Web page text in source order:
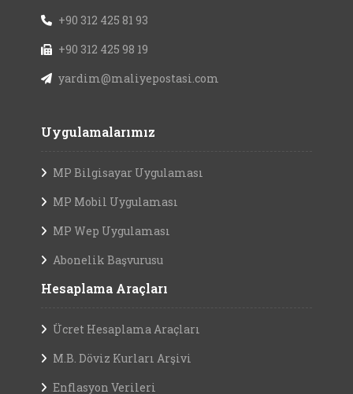
+90 312 425 81 93
+90 312 425 98 19
yardim@maliyepostasi.com
Uygulamalarımız
MP Bilgisayar Uygulaması
MP Mobil Uygulaması
MP Wep Uygulaması
Abonelik Başvurusu
Hesaplama Araçları
Ücret Hesaplama Araçları
M.B. Döviz Kurları Arşivi
Enflasyon Verileri